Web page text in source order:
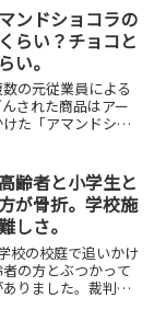
会をすることが決
ンドショコラの
らい？チョコと
い。
数の元従業員による
された商品はアー
た「アマンドショ
えていたという。
は製...
齢者と小学生と
が骨折。学校施
しさ。
校の校庭で追いかけ
の方とぶつかって
りました。裁判に